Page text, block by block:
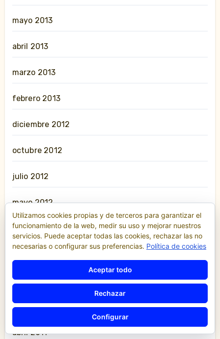
mayo 2013
abril 2013
marzo 2013
febrero 2013
diciembre 2012
octubre 2012
julio 2012
mayo 2012
abril 2012
febrero 2012
enero 2012
abril 2011
Utilizamos cookies propias y de terceros para garantizar el
funcionamiento de la web, medir su uso y mejorar nuestros
servicios. Puede aceptar todas las cookies, rechazar las no
necesarias o configurar sus preferencias. Política de cookies
Aceptar todo
Rechazar
Configurar